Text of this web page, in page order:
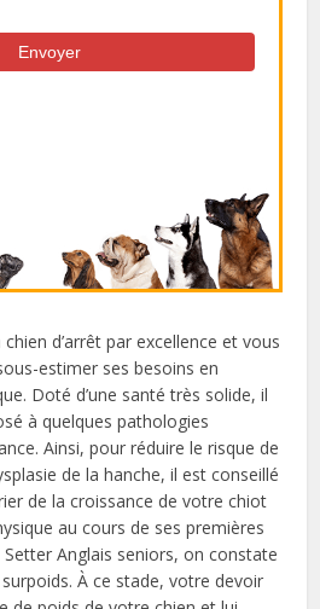
d’arrêt par excellence et vous
estimer ses besoins en
Doté d’une santé très solide, il
à quelques pathologies
Ainsi, pour réduire le risque de
de la hanche, il est conseillé
de la croissance de votre chiot
au cours de ses premières
Anglais seniors, on constate
À ce stade, votre devoir